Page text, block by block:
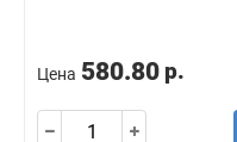
Цена 580.80 р.